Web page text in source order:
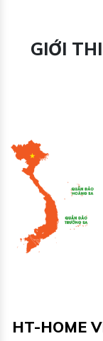
GIỚI
HT-HOME